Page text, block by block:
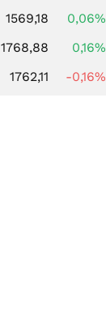
1569,18
0,06%
1768,88
0,16%
1762,11 -0,16%